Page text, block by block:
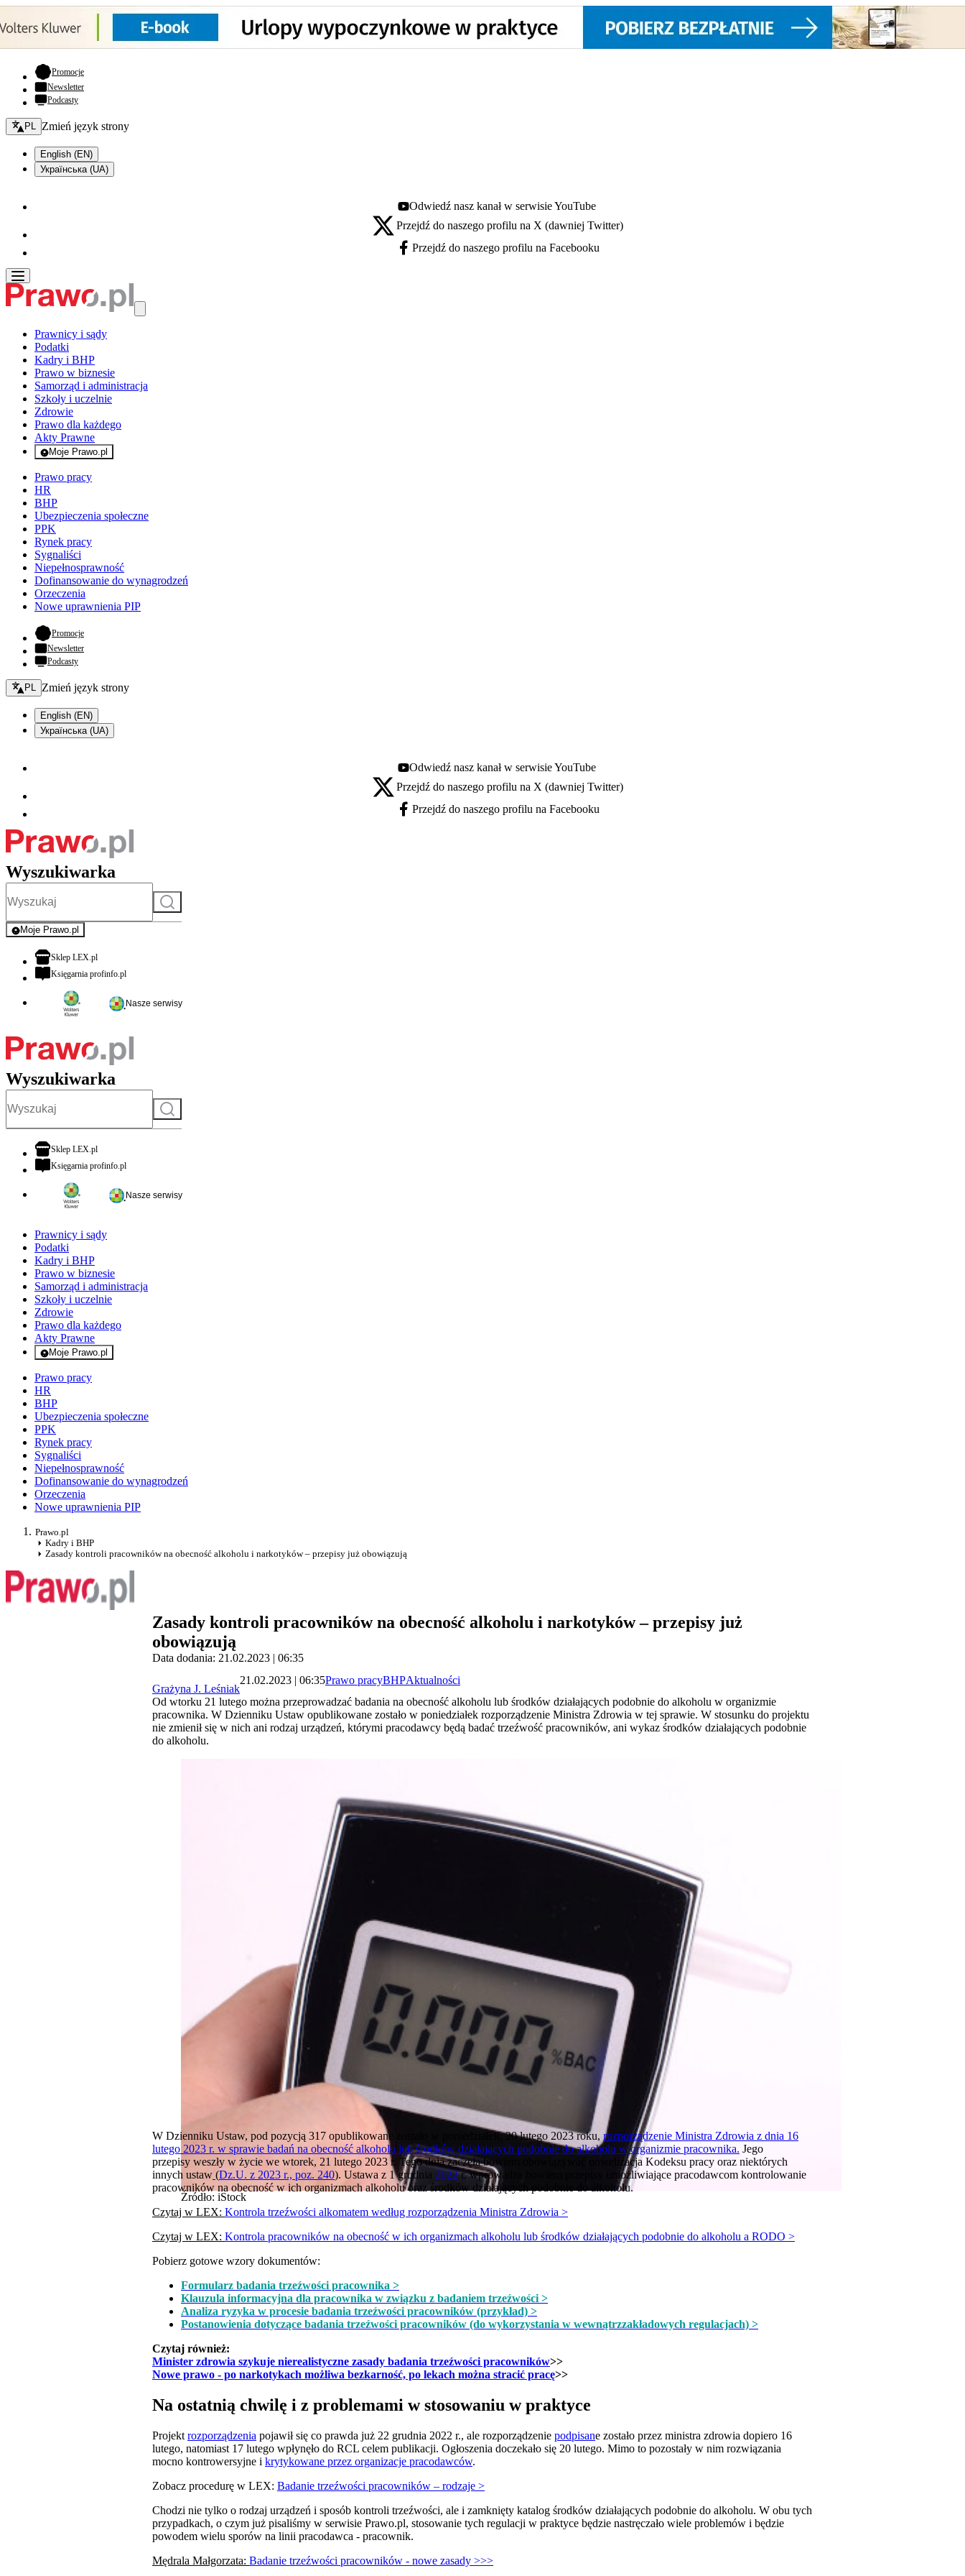
Promocje- otwiera się w nowej karcie
Newsletter
Podcasty
Zmień język - bieżący:
PL Zmień język strony
English (EN)
Українська (UA)
Youtube - otwiera się w nowej karcie
Odwiedź nasz kanał w serwisie YouTube
X - otwiera się w nowej karcie
Przejdź do naszego profilu na X (dawniej Twitter)
Facebook - otwiera się w nowej karcie
Przejdź do naszego profilu na Facebooku
Prawnicy i sądy
Podatki
Kadry i BHP
Prawo w biznesie
Samorząd i administracja
Szkoły i uczelnie
Zdrowie
Prawo dla każdego
Akty Prawne
Moje Prawo.pl
- rejestracja i logowanie do serwisu
Prawo pracy
HR
BHP
Ubezpieczenia społeczne
PPK
Rynek pracy
Sygnaliści
Niepełnosprawność
Dofinansowanie do wynagrodzeń
Orzeczenia
Nowe uprawnienia PIP
Promocje- otwiera się w nowej karcie
Newsletter
Podcasty
Zmień język - bieżący:
PL Zmień język strony
English (EN)
Українська (UA)
Youtube - otwiera się w nowej karcie
Odwiedź nasz kanał w serwisie YouTube
X - otwiera się w nowej karcie
Przejdź do naszego profilu na X (dawniej Twitter)
Facebook - otwiera się w nowej karcie
Przejdź do naszego profilu na Facebooku
Wyszukiwarka
Szukaj
Moje Prawo.pl
- rejestracja i logowanie do serwisu
Sklep LEX.plotwiera się w nowej karcie
Księgarnia profinfo.plotwiera się w nowej karcie
Nasze serwisy
Wyszukiwarka
Szukaj
Sklep LEX.plotwiera się w nowej karcie
Księgarnia profinfo.plotwiera się w nowej karcie
Nasze serwisy
Prawnicy i sądy
Podatki
Kadry i BHP
Prawo w biznesie
Samorząd i administracja
Szkoły i uczelnie
Zdrowie
Prawo dla każdego
Akty Prawne
Moje Prawo.pl
- rejestracja i logowanie do serwisu
Prawo pracy
HR
BHP
Ubezpieczenia społeczne
PPK
Rynek pracy
Sygnaliści
Niepełnosprawność
Dofinansowanie do wynagrodzeń
Orzeczenia
Nowe uprawnienia PIP
Prawo.pl
Kadry i BHP
Zasady kontroli pracowników na obecność alkoholu i narkotyków – przepisy już obowiązują
Zasady kontroli pracowników na obecność alkoholu i narkotyków – przepisy już
obowiązują
Data dodania: 21.02.2023 | 06:35
Grażyna J. Leśniak
21.02.2023 | 06:35Prawo pracyBHPAktualności
Od wtorku 21 lutego można przeprowadzać badania na obecność alkoholu lub środków działających podobnie do alkoholu w organizmie
pracownika. W Dzienniku Ustaw opublikowane zostało w poniedziałek rozporządzenie Ministra Zdrowia w tej sprawie. W stosunku do projektu
nie zmienił się w nich ani rodzaj urządzeń, którymi pracodawcy będą badać trzeźwość pracowników, ani wykaz środków działających podobnie
do alkoholu.
Źródło: iStock
W Dzienniku Ustaw, pod pozycją 317 opublikowane zostało w poniedziałek, 20 lutego 2023 roku, rozporządzenie Ministra Zdrowia z dnia 16
lutego 2023 r. w sprawie badań na obecność alkoholu lub środków działających podobnie do alkoholu w organizmie pracownika. Jego
przepisy weszły w życie we wtorek, 21 lutego 2023 r. Tego dnia zaczęła bowiem obowiązywać nowelizacja Kodeksu pracy oraz niektórych
innych ustaw (Dz.U. z 2023 r., poz. 240). Ustawa z 1 grudnia 2022r. wprowadza bowiem przepisy umożliwiające pracodawcom kontrolowanie
pracowników na obecność w ich organizmach alkoholu oraz środków działających podobnie do alkoholu.
Czytaj w LEX: Kontrola trzeźwości alkomatem według rozporządzenia Ministra Zdrowia >
Czytaj w LEX: Kontrola pracowników na obecność w ich organizmach alkoholu lub środków działających podobnie do alkoholu a RODO >
Pobierz gotowe wzory dokumentów:
Formularz badania trzeźwości pracownika >
Klauzula informacyjna dla pracownika w związku z badaniem trzeźwości >
Analiza ryzyka w procesie badania trzeźwości pracowników (przykład) >
Postanowienia dotyczące badania trzeźwości pracowników (do wykorzystania w wewnątrzzakładowych regulacjach) >
Czytaj również:
Minister zdrowia szykuje nierealistyczne zasady badania trzeźwości pracowników>>
Nowe prawo - po narkotykach możliwa bezkarność, po lekach można stracić pracę>>
Na ostatnią chwilę i z problemami w stosowaniu w praktyce
Projekt rozporządzenia pojawił się co prawda już 22 grudnia 2022 r., ale rozporządzenie podpisane zostało przez ministra zdrowia dopiero 16
lutego, natomiast 17 lutego wpłynęło do RCL celem publikacji. Ogłoszenia doczekało się 20 lutego. Mimo to pozostały w nim rozwiązania
mocno kontrowersyjne i krytykowane przez organizacje pracodawców.
Zobacz procedurę w LEX: Badanie trzeźwości pracowników – rodzaje >
Chodzi nie tylko o rodzaj urządzeń i sposób kontroli trzeźwości, ale i zamknięty katalog środków działających podobnie do alkoholu. W obu tych
przypadkach, o czym już pisaliśmy w serwisie Prawo.pl, stosowanie tych regulacji w praktyce będzie nastręczało wiele problemów i będzie
powodem wielu sporów na linii pracodawca - pracownik.
Mędrala Małgorzata: Badanie trzeźwości pracowników - nowe zasady >>>